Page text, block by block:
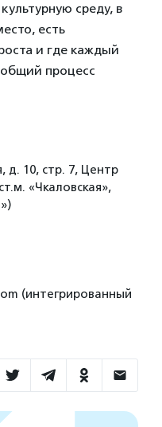
среду, в
есть
и где каждый
процесс
д. 10, стр. 7, Центр
«Чкаловская»,
(интегрированный